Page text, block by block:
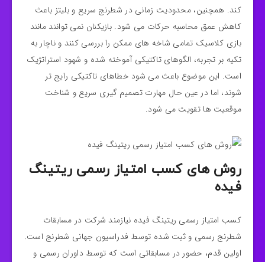
کند. همچنین، محدودیت زمانی در شطرنج سریع و بلیتز باعث
کاهش عمق محاسبه حرکات می‌ شود. بازیکنان نمی‌ توانند مانند
بازی کلاسیک تمامی شاخه‌ های ممکن را بررسی کنند و ناچار به
تکیه بر تجربه، الگوهای تاکتیکی آموخته‌ شده و شهود استراتژیک
است. این موضوع باعث می‌ شود خطاهای تاکتیکی رایج‌ تر
شوند، اما در عین حال مهارت تصمیم‌ گیری سریع و شناخت
موقعیت‌ ها تقویت می‌ شود.
روش‌ های کسب امتیاز رسمی ریتینگ
فیده
کسب امتیاز رسمی ریتینگ فیده نیازمند شرکت در مسابقات
شطرنج رسمی و ثبت‌ شده توسط فدراسیون جهانی شطرنج است.
اولین قدم، حضور در مسابقاتی است که توسط داوران رسمی و